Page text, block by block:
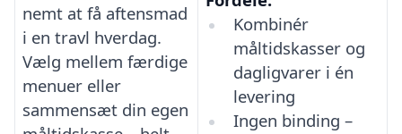
nemt at få aftensmad
i en travl hverdag.
Vælg mellem færdige
menuer eller
sammensæt din egen
Kombinér
måltidskasser og
dagligvarer i én
levering
Ingen binding –